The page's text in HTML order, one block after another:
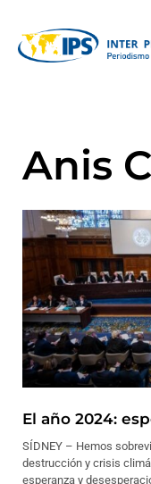
Anis
El año 2024:
SÍDNEY – Hemos
destrucción y crisis
esperanza y